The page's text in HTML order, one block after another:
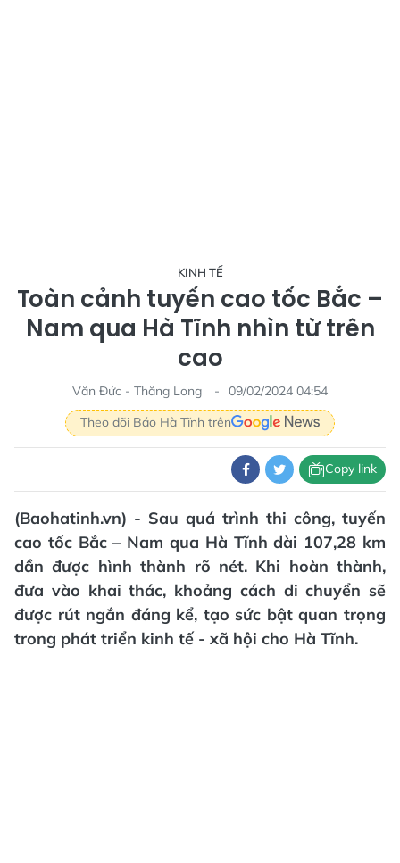
KINH TẾ
Toàn cảnh tuyến cao tốc Bắc –
Nam qua Hà Tĩnh nhìn từ trên
cao
Văn Đức - Thăng Long
09/02/2024 04:54
Theo dõi Báo Hà Tĩnh trên
Copy link
(Baohatinh.vn) - Sau quá trình thi công, tuyến
cao tốc Bắc – Nam qua Hà Tĩnh dài 107,28 km
dần được hình thành rõ nét. Khi hoàn thành,
đưa vào khai thác, khoảng cách di chuyển sẽ
được rút ngắn đáng kể, tạo sức bật quan trọng
trong phát triển kinh tế - xã hội cho Hà Tĩnh.